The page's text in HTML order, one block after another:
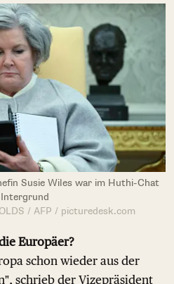
Susie Wiles war im Huthi-Chat
/ AFP / picturedesk.com
Europäer?
schon wieder aus der
schrieb der Vizepräsident